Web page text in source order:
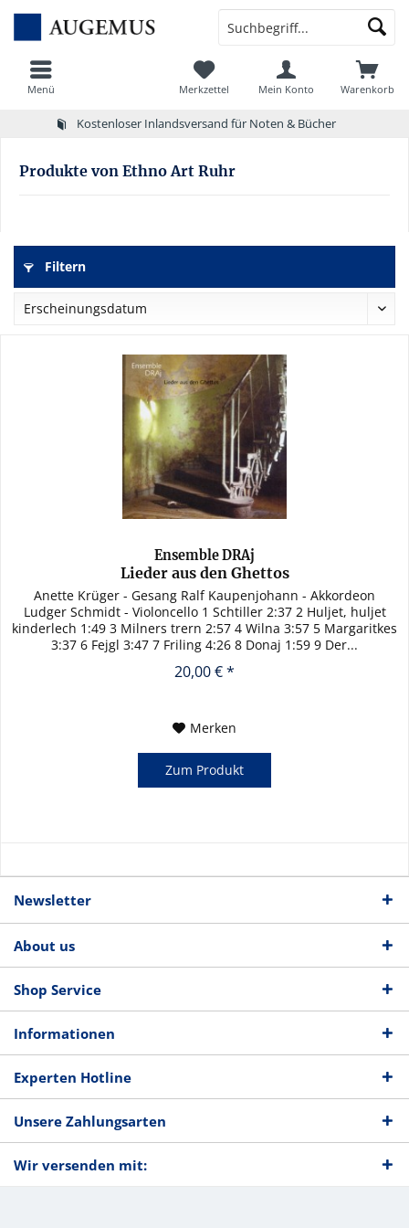
Kostenloser Inlandsversand für Noten & Bücher
Menü Warenkorb
Merkzettel Mein Konto
Produkte von Ethno Art Ruhr
Filtern
Ensemble DRAj
Lieder aus den Ghettos
Anette Krüger - Gesang Ralf Kaupenjohann - Akkordeon
Ludger Schmidt - Violoncello 1 Schtiller 2:37 2 Huljet, huljet
kinderlech 1:49 3 Milners trern 2:57 4 Wilna 3:57 5 Margaritkes
3:37 6 Fejgl 3:47 7 Friling 4:26 8 Donaj 1:59 9 Der...
20,00 € *
Merken
Zum Produkt
Newsletter
About us
Shop Service
Informationen
Experten Hotline
Unsere Zahlungsarten
Wir versenden mit: